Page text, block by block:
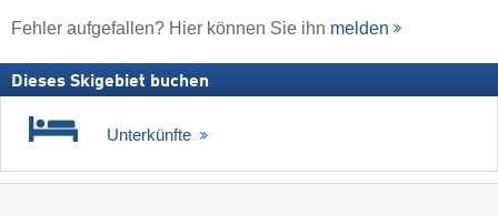
Fehler aufgefallen? Hier können Sie ihn melden
Dieses Skigebiet buchen
Unterkünfte